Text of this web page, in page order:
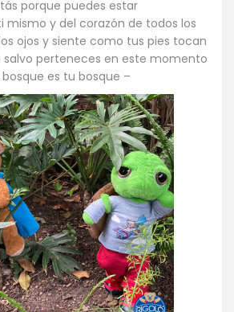
porque puedes estar
mismo y del corazón de todos los
ojos y siente como tus pies tocan
salvo perteneces en este momento
es tu bosque –